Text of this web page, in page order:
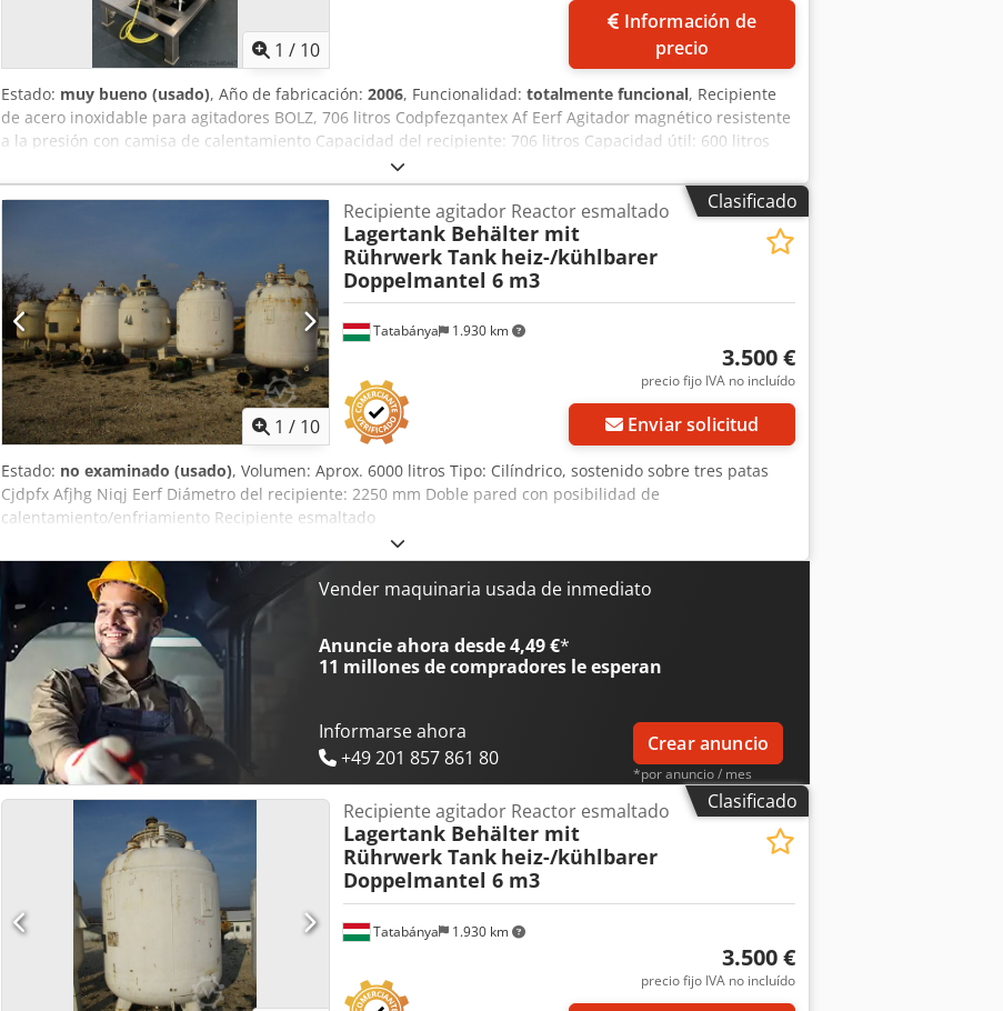
1 / 10
precio
Estado: muy bueno (usado), Año de fabricación: 2006, Funcionalidad: totalmente funcional, Recipiente
de acero inoxidable para agitadores BOLZ, 706 litros Codpfezqantex Af Eerf Agitador magnético resistente
a la presión con camisa de calentamiento Capacidad del recipiente: 706 litros Capacidad útil: 600 litros
Temperatura máxima de funcionamiento: 150 °C Agitador magnético Nord Drives Potencia: 0,55 kW
Fabricante: Otros Año de fabricación: 2006 Dimensiones: 140 x 105 x 215 cm
Clasificado
1 / 10
Tatabánya 1.930 km
Recipiente agitador Reactor esmaltado
Lagertank Behälter mit
Rührwerk Tank heiz-/kühlbarer
Doppelmantel 6 m3
3.500 €
precio fijo IVA no incluído
Enviar solicitud
Estado: no examinado (usado), Volumen: Aprox. 6000 litros Tipo: Cilíndrico, sostenido sobre tres patas
Cjdpfx Afjhg Niqj Eerf Diámetro del recipiente: 2250 mm Doble pared con posibilidad de
calentamiento/enfriamiento Recipiente esmaltado
Vender maquinaria usada de inmediato
Anuncie ahora desde 4,49 €*
11 millones de compradores le esperan
Informarse ahora
+49 201 857 861 80
Crear anuncio
*por anuncio / mes
Clasificado
Tatabánya 1.930 km
Recipiente agitador Reactor esmaltado
Lagertank Behälter mit
Rührwerk Tank heiz-/kühlbarer
Doppelmantel 6 m3
3.500 €
precio fijo IVA no incluído